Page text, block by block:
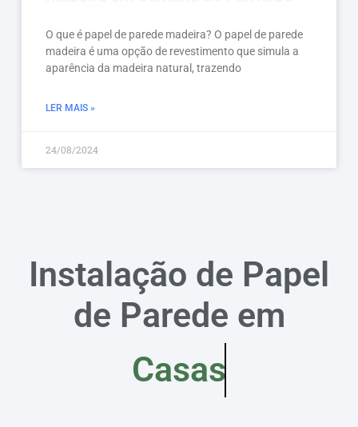
O que é papel de parede madeira? O papel de parede
madeira é uma opção de revestimento que simula a
aparência da madeira natural, trazendo
LER MAIS »
24/08/2024
Instalação de Papel
de Parede em
Casas